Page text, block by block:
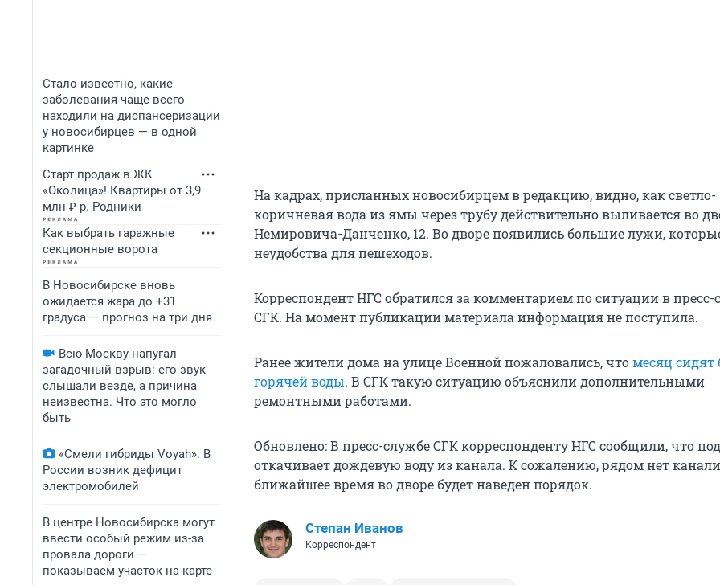
Стало известно, какие
заболевания чаще всего
находили на диспансеризации
у новосибирцев — в одной
картинке
Старт продаж в ЖК
«Околица»! Квартиры от 3,9
млн ₽ р. Родники
Как выбрать гаражные
секционные ворота
В Новосибирске вновь
ожидается жара до +31
градуса — прогноз на три дня
Всю Москву напугал
загадочный взрыв: его звук
слышали везде, а причина
неизвестна. Что это могло
быть
«Смели гибриды Voyah». В
России возник дефицит
электромобилей
В центре Новосибирска могут
ввести особый режим из-за
провала дороги —
показываем участок на карте
На кадрах, присланных новосибирцем в редакцию, видно, как светло-
коричневая вода из ямы через трубу действительно выливается во
Немировича-Данченко, 12. Во дворе появились большие лужи,
неудобства для пешеходов.
Корреспондент НГС обратился за комментарием по ситуации в пресс-
СГК. На момент публикации материала информация не поступила.
Ранее жители дома на улице Военной пожаловались, чтомесяц сидят
горячей воды. В СГК такую ситуацию объяснили дополнительными
ремонтными работами.
Обновлено: В пресс-службе СГК корреспонденту НГС сообщили, что
откачивает дождевую воду из канала. К сожалению, рядом нет
ближайшее время во дворе будет наведен порядок.
Степан Иванов
Корреспондент